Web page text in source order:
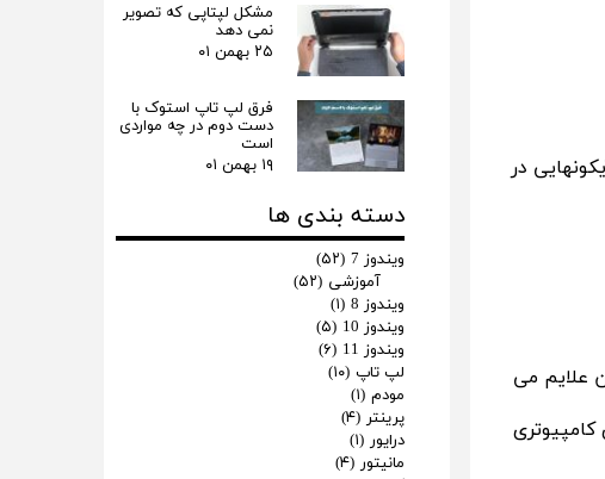
در
علایم می
مشکل لپتاپی که تصویر
نمی دهد
۲۵ بهمن ۰۱
فرق لپ‌ تاپ استوک با
دست دوم در چه مواردی
است
۱۹ بهمن ۰۱
دسته بندی ها
ویندوز 7
(۵۲)
آموزشی (۵۲)
ویندوز 8
(۱)
ویندوز 10
(۵)
ویندوز 11
(۶)
لپ تاپ (۱۰)
مودم (۱)
پرینتر (۴)
درایور (۱)
مانیتور (۴)